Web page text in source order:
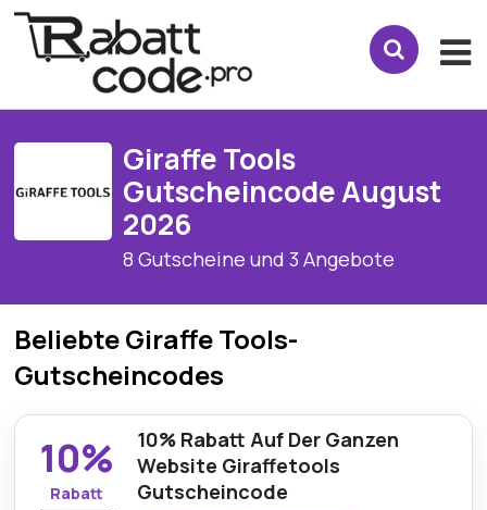
Giraffe Tools
Gutscheincode August
2026
8 Gutscheine und 3 Angebote
Beliebte Giraffe Tools-
Gutscheincodes
10%
Rabatt
10% Rabatt Auf Der Ganzen
Website Giraffetools
Gutscheincode